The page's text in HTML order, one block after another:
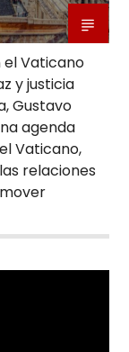
el Vaticano
y justicia
Gustavo
agenda
Vaticano,
relaciones